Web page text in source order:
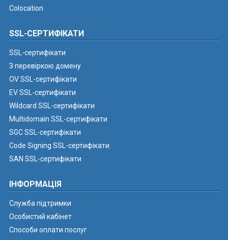
Colocation
SSL-СЕРТИФІКАТИ
SSL-сертифікати
З перевіркою домену
OV SSL-сертифікати
EV SSL-сертифікати
Wildcard SSL-сертифікати
Multidomain SSL-сертифікати
SGC SSL-сертифікати
Code Signing SSL-сертифікати
SAN SSL-сертифікати
ІНФОРМАЦІЯ
Служба підтримки
Особистий кабінет
Способи оплати послуг